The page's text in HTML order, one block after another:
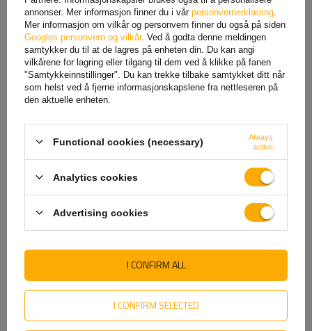
Øye/bremsekabelholder
KNOTT 910120S
83,16 NOK
Bremsesko-ekspander for
KNOTT bremsetrommel
200x30–250x50mm
netto
annonser. Mer informasjon finner du i vår personvernerklæring
Mer informasjon om vilkår og personvern finner du også på siden
Googles personvern og vilkår. Ved å godta denne meldingen
samtykker du til at de lagres på enheten din. Du kan angi
vilkårene for lagring eller tilgang til dem ved å klikke på fanen
"Samtykkeinnstillinger". Du kan trekke tilbake samtykket ditt når
som helst ved å fjerne informasjonskapslene fra nettleseren på
den aktuelle enheten.
Functional cookies (necessary)
Always
active
Analytics cookies
Advertising cookies
I CONFIRM SELECTED
I CONFIRM ALL